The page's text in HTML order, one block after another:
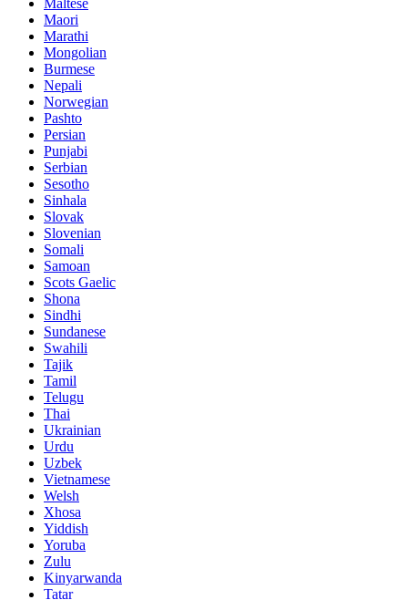
Maltese
Maori
Marathi
Mongolian
Burmese
Nepali
Norwegian
Pashto
Persian
Punjabi
Serbian
Sesotho
Sinhala
Slovak
Slovenian
Somali
Samoan
Scots Gaelic
Shona
Sindhi
Sundanese
Swahili
Tajik
Tamil
Telugu
Thai
Ukrainian
Urdu
Uzbek
Vietnamese
Welsh
Xhosa
Yiddish
Yoruba
Zulu
Kinyarwanda
Tatar